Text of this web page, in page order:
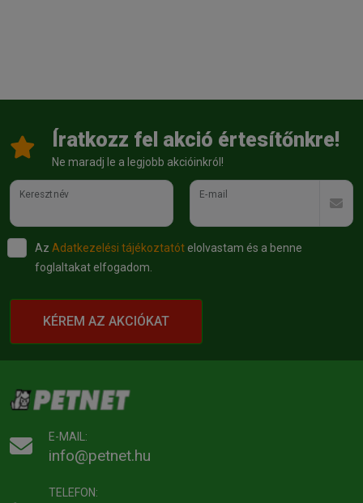
Íratkozz fel akció értesítőnkre!
Ne maradj le a legjobb akcióinkról!
Keresztnév E-mail
Az Adatkezelési tájékoztatót elolvastam és a benne
foglaltakat elfogadom.
KÉREM AZ AKCIÓKAT
E-MAIL:
info@petnet.hu
TELEFON: